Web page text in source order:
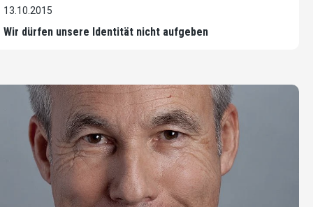
13.10.2015
Wir dürfen unsere Identität nicht aufgeben